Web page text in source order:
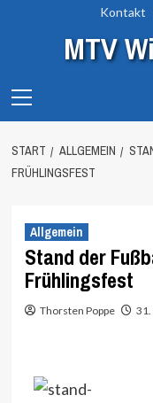
Kontakt
MTV
Menu
START ALLGEMEIN
RÜHLINGSFEST
Allgemein
Stand der
Frühlingsfest
Thorsten Poppe 31.